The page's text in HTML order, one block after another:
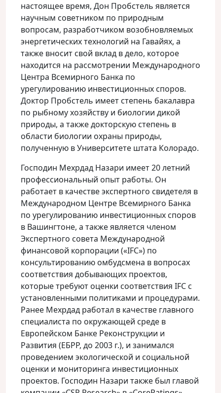
настоящее время, Дон Пробстель является
научным советником по природным
вопросам, разработчиком возобновляемых
энергетических технологий на Гавайях, а
также вносит свой вклад в дело, которое
находится на рассмотрении Международного
Центра Всемирного Банка по
урегулированию инвестиционных споров.
Доктор Пробстель имеет степень бакалавра
по рыбному хозяйству и биологии дикой
природы, а также докторскую степень в
области биологии охраны природы,
полученную в Университете штата Колорадо.
Господин Мехрдад Назари имеет 20 летний
профессиональный опыт работы. Он
работает в качестве экспертного свидетеля в
Международном Центре Всемирного Банка
по урегулированию инвестиционных споров
в Вашингтоне, а также является членом
Экспертного совета Международной
финансовой корпорации («IFC») по
консультированию омбудсмена в вопросах
соответствия добывающих проектов,
которые требуют оценки соответствия IFC с
установленными политиками и процедурами.
Ранее Мехрдад работал в качестве главного
специалиста по окружающей среде в
Европейском Банке Реконструкции и
Развития (ЕБРР, до 2003 г.), и занимался
проведением экологической и социальной
оценки и мониторинга инвестиционных
проектов. Господин Назари также был главой